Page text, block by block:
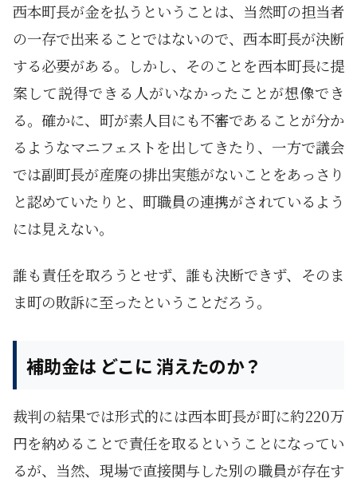
西本町長が金を払うということは、当然町の担当者
の一存で出来ることではないので、西本町長が決断
する必要がある。しかし、そのことを西本町長に提
案して説得できる人がいなかったことが想像でき
る。確かに、町が素人目にも不審であることが分か
るようなマニフェストを出してきたり、一方で議会
では副町長が産廃の排出実態がないことをあっさり
と認めていたりと、町職員の連携がされているよう
には見えない。
誰も責任を取ろうとせず、誰も決断できず、そのま
ま町の敗訴に至ったということだろう。
補助金は どこに 消えたのか？
裁判の結果では形式的には西本町長が町に約220万
円を納めることで責任を取るということになってい
るが、当然、現場で直接関与した別の職員が存在す